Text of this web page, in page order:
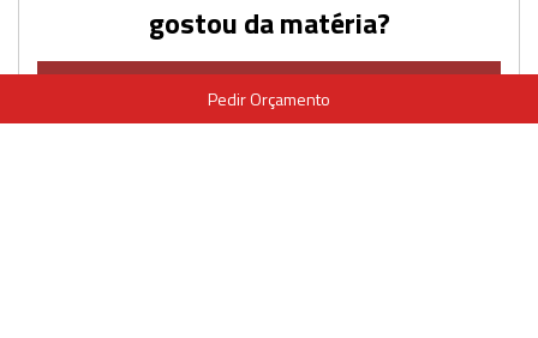
gostou da matéria?
ME CONTE AQUI QUAL ONDE VOCÊ SONHA
CASAR?
Pedir Orçamento